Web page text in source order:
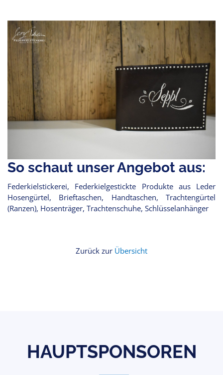
So schaut unser Angebot aus:
Federkielstickerei, Federkielgestickte Produkte aus Leder
Hosengürtel, Brieftaschen, Handtaschen, Trachtengürtel
(Ranzen), Hosenträger, Trachtenschuhe, Schlüsselanhänger
Zurück zur Übersicht
HAUPTSPONSOREN